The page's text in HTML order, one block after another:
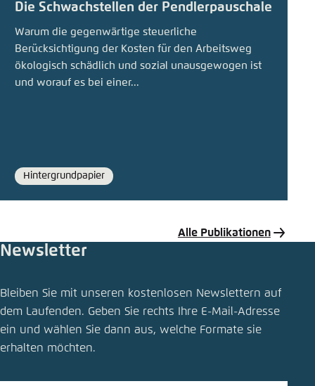
Die Schwachstellen der Pendlerpauschale
Warum die gegenwärtige steuerliche
Berücksichtigung der Kosten für den Arbeitsweg
ökologisch schädlich und sozial unausgewogen ist
und worauf es bei einer...
Format
Hintergrundpapier
Alle Publikationen
Kosten der Mobilität
Schliessen
LinkedIn
Newsletter
Bleiben Sie mit unseren kostenlosen Newslettern auf
dem Laufenden. Geben Sie rechts Ihre E-Mail-Adresse
ein und wählen Sie dann aus, welche Formate sie
erhalten möchten.